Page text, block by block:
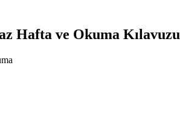
Hafta ve Okuma Kılavuzu